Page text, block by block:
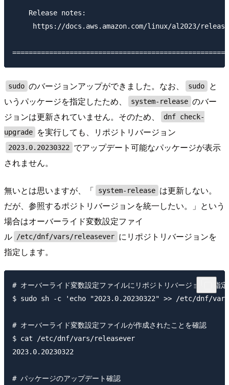
    Release notes:
https://docs.aws.amazon.com/linux/al2023/
sudo のバージョンアップができました。なお、 sudo
と
いうパッケージを指定したため、
system-release のバー
ジョンは更新されていません。そのため、
dnf check-
upgrade
を実行しても、リポジトリバージョン
2023.0.20230322
でアップデート可能なパッケージが表示
されません。
無いとは思いますが、「 system-release は更新しない。
だが、参照するポジトリバージョンを統一したい。」という
場合はオーバーライド変数設定ファイ
ル
/etc/dnf/vars/releasever にリポジトリバージョンを
指定します。
# オーバーライド変数設定ファイルにリポジトリバージョンを指定
$ sudo sh -c 'echo "2023.0.20230322" >> /etc/dnf/
# オーバーライド変数設定ファイルが作成されたことを確認
$ cat /etc/dnf/vars/releasever
2023.0.20230322
# パッケージのアップデート確認